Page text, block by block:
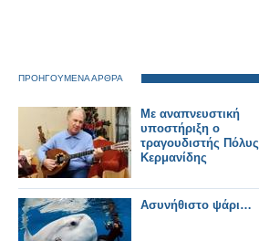
ΠΡΟΗΓΟΥΜΕΝΑ ΑΡΘΡΑ
Με αναπνευστική
υποστήριξη ο
τραγουδιστής Πόλυς
Κερμανίδης
Ασυνήθιστο ψάρι…